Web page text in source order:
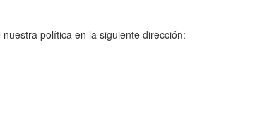
política en la siguiente dirección: